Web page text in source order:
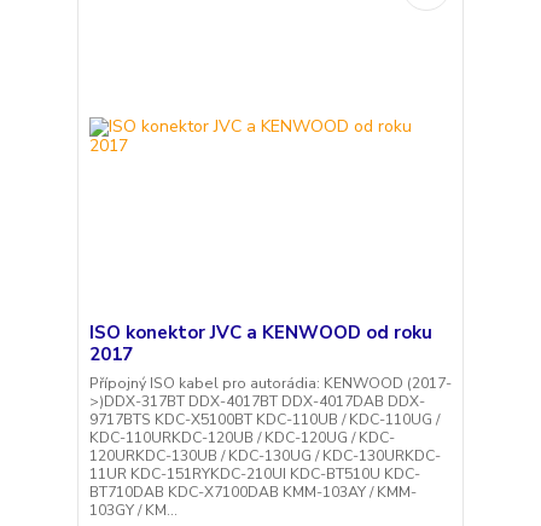
ISO konektor JVC a KENWOOD od roku
2017
Přípojný ISO kabel pro autorádia: KENWOOD (2017-
>)DDX-317BT DDX-4017BT DDX-4017DAB DDX-
9717BTS KDC-X5100BT KDC-110UB / KDC-110UG /
KDC-110URKDC-120UB / KDC-120UG / KDC-
120URKDC-130UB / KDC-130UG / KDC-130URKDC-
11UR KDC-151RYKDC-210UI KDC-BT510U KDC-
BT710DAB KDC-X7100DAB KMM-103AY / KMM-
103GY / KM...